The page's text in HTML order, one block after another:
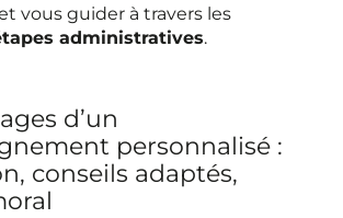
vous guider à travers les
administratives.
d’un
personnalisé :
conseils adaptés,